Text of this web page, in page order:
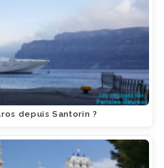
depuis Santorin ?